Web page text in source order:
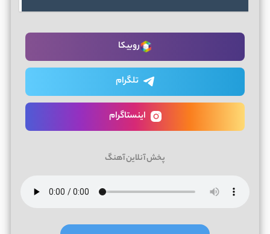
روبیکا
تلگرام
اینستاگرام
پخش آنلاین آهنگ